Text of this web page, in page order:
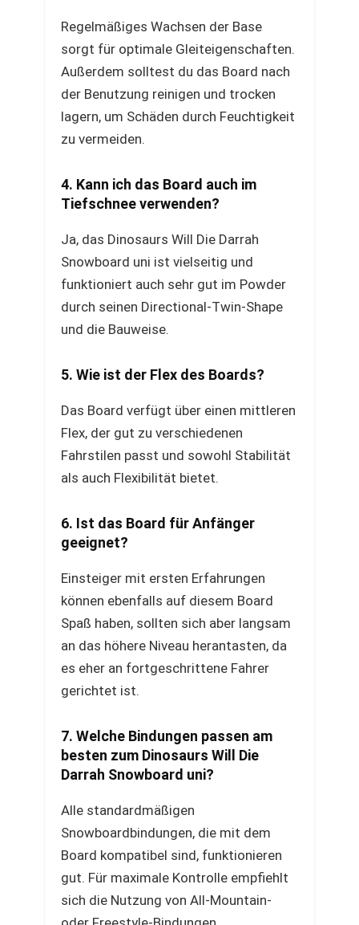
Regelmäßiges Wachsen der Base
sorgt für optimale Gleiteigenschaften.
Außerdem solltest du das Board nach
der Benutzung reinigen und trocken
lagern, um Schäden durch Feuchtigkeit
zu vermeiden.
4. Kann ich das Board auch im
Tiefschnee verwenden?
Ja, das Dinosaurs Will Die Darrah
Snowboard uni ist vielseitig und
funktioniert auch sehr gut im Powder
durch seinen Directional-Twin-Shape
und die Bauweise.
5. Wie ist der Flex des Boards?
Das Board verfügt über einen mittleren
Flex, der gut zu verschiedenen
Fahrstilen passt und sowohl Stabilität
als auch Flexibilität bietet.
6. Ist das Board für Anfänger
geeignet?
Einsteiger mit ersten Erfahrungen
können ebenfalls auf diesem Board
Spaß haben, sollten sich aber langsam
an das höhere Niveau herantasten, da
es eher an fortgeschrittene Fahrer
gerichtet ist.
7. Welche Bindungen passen am
besten zum Dinosaurs Will Die
Darrah Snowboard uni?
Alle standardmäßigen
Snowboardbindungen, die mit dem
Board kompatibel sind, funktionieren
gut. Für maximale Kontrolle empfiehlt
sich die Nutzung von All-Mountain-